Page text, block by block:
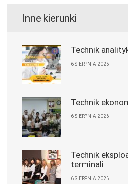
Inne kierunki
Technik
6 SIERPNIA 2026
Technik
6 SIERPNIA 2026
Technik
terminali
6 SIERPNIA 2026